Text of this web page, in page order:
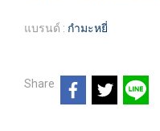
แบรนด์ : กำมะหยี่
Share